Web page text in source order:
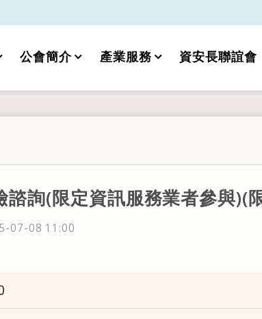
公會簡介 產業服務 資安長聯誼會
詢(限定資訊服務業者參與)(
07-08 11:00